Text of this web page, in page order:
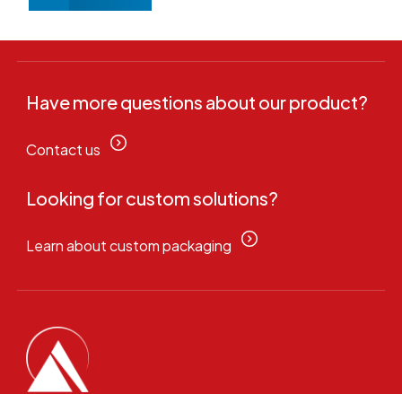
Have more questions about our product?
Contact us
Looking for custom solutions?
Learn about custom packaging